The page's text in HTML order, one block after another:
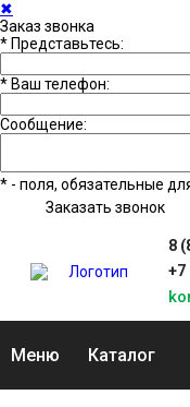
✖
Заказ звонка
* Представьтесь:
* Ваш телефон:
Сообщение:
* - поля, обязательные
Заказать звонок
8
+7
Меню Каталог